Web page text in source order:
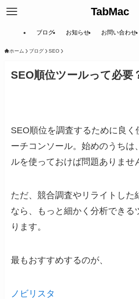
TabMac
ブログ お知らせ お問い合わせ
ホーム ブログ SEO
SEO順位ツールって必要
SEO順位を調査するために良く
ーチコンソール。始めのうちは
ルを使っておけば問題ありませ
ただ、競合調査やリライトした
なら、もっと細かく分析できる
ります。
最もおすすめするのが、
ノビリスタ